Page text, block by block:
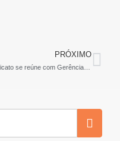
PRÓXIMO
Sindicato se reúne com Gerência Regional do Bradesco